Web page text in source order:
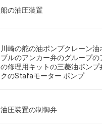
船の油圧装置
川崎の舵の油ポンプクレーン油
ブルのアンカー弁のグループの
の修理用キットの三菱油ポンプ
クのStafaモーター ポンプ
油圧装置の制御弁